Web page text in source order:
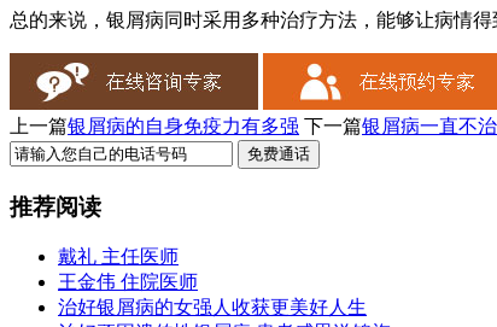
总的来说，银屑病同时采用多种治疗方法，能够让病情
上一篇银屑病的自身免疫力有多强 下一篇银屑病一直不
推荐阅读
戴礼 主任医师
王金伟 住院医师
治好银屑病的女强人收获更美好人生